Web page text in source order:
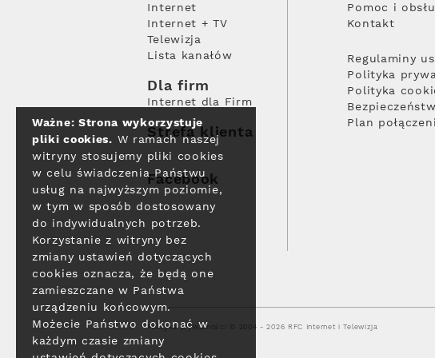
Internet
Internet + TV
Telewizja
Lista kanałów
Dla firm
Internet dla Firm
Strefa klienta
Facebook
Pomoc i
Kontakt
Regulaminy
Polityka
Polityka
Plan
Polityka prywatności © 2004 - 2026 RFC Internet i Telewizja
Ważne: Strona wykorzystuje
pliki cookies. W ramach naszej
witryny stosujemy pliki cookies
w celu świadczenia Państwu
usług na najwyższym poziomie,
w tym w sposób dostosowany
do indywidualnych potrzeb.
Korzystanie z witryny bez
zmiany ustawień dotyczących
cookies oznacza, że będą one
zamieszczane w Państwa
urządzeniu końcowym.
Możecie Państwo dokonać w
każdym czasie zmiany